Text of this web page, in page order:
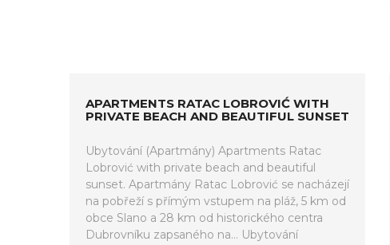
APARTMENTS RATAC LOBROVIĆ WITH
PRIVATE BEACH AND BEAUTIFUL SUNSET
Ubytování (Apartmány) Apartments Ratac
Lobrović with private beach and beautiful
sunset. Apartmány Ratac Lobrović se nacházejí
na pobřeží s přímým vstupem na pláž, 5 km od
obce Slano a 28 km od historického centra
Dubrovníku zapsaného na... Ubytování